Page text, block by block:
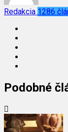
Redakcia 1286
Podobné